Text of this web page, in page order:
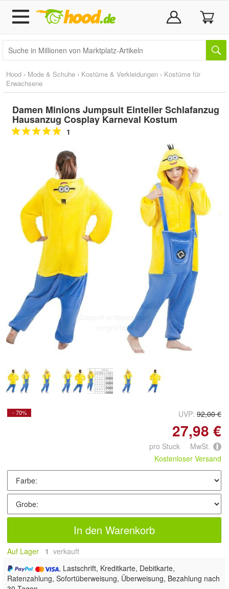
Hood › Mode & Schuhe › Kostüme & Verkleidungen › Kostüme für
Erwachsene
Damen Minions Jumpsuit Einteiler Schlafanzug
Hausanzug Cosplay Karneval Kostum
1
Doppelt antippen zum
vergrößern
- 70% UVP: 92,00 €
27,98 €
pro Stuck MwSt.
Kostenloser Versand
In den Warenkorb
Auf Lager 1 verkauft
, Lastschrift, Kreditkarte, Debitkarte,
Ratenzahlung, Sofortüberweisung, Überweisung, Bezahlung nach